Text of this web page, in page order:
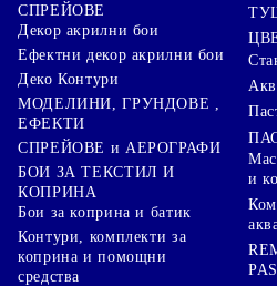
СПРЕЙОВЕ
Декор акрилни бои
Ефектни декор акрилни бои
Деко Контури
МОДЕЛИНИ, ГРУНДОВЕ ,
ЕФЕКТИ
СПРЕЙОВЕ и АЕРОГРАФИ
БОИ ЗА ТЕКСТИЛ И
КОПРИНА
Бои за коприна и батик
Контури, комплекти за
коприна и помощни
средства
и